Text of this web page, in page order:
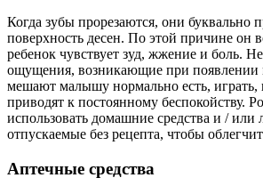
Когда зубы прорезаются, они буквально
поверхность десен. По этой причине он
ребенок чувствует зуд, жжение и боль.
ощущения, возникающие при появлении
мешают малышу нормально есть,
приводят к постоянному беспокойству.
использовать домашние средства и / или
отпускаемые без рецепта, чтобы
Аптечные средства